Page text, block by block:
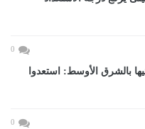
0
بالشرق الأوسط: استعدوا
0